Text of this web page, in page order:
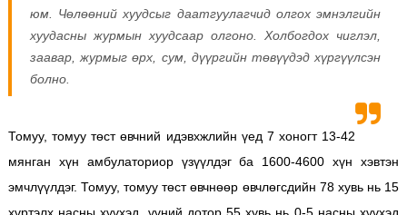
юм. Чөлөөний хуудсыг даатгуулагчид олгох эмнэлгийн
хуудасны журмын хуудсаар олгоно. Холбогдох чиглэл,
заавар, журмыг өрх, сум, дүүргийн төвүүдэд хүргүүлсэн
болно.
Томуу, томуу төст өвчний идэвхжлийн үед 7 хоногт 13-42
мянган хүн амбулаториор үзүүлдэг ба 1600-4600 хүн хэвтэн
эмчлүүлдэг. Томуу, томуу төст өвчнөөр өвчлөгсдийн 78 хувь нь 15
хүртэлх насны хүүхэд, үүний дотор 55 хувь нь 0-5 насны хүүхэд